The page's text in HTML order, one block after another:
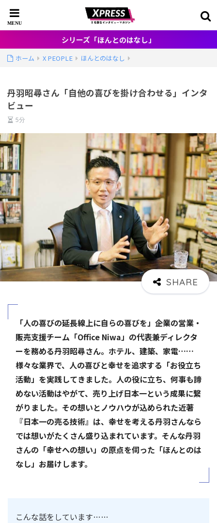
シリーズ「ほんとのはなし」
ホーム X PEOPLE ほんとのはなし
丹羽昭尋さん「自他の喜びを掛け合わせる」インタ
ビュー
5分
「人の喜びの延長線上に自らの喜びを」――企業の営業・
販売支援チーム「Office Niwa」の代表兼ディレクタ
ーを務める丹羽昭尋さん。ホテル、建築、家電……
様々な業界で、人の喜びと幸せを追求する「お役立ち
活動」を実践してきました。人の役に立ち、何事も諦
めない活動はやがて、売り上げ日本一という成果に繋
がりました。その想いとノウハウが込められた近著
『日本一の売る技術』は、幸せを考える丹羽さんなら
では想いがたくさん盛り込まれています。そんな丹羽
さんの「幸せへの想い」の原点を伺った「ほんとのは
なし」お届けします。
こんな話をしています……